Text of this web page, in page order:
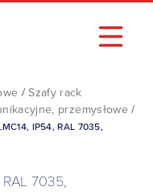
/Szafy rack
przemysłowe /
IP54, RAL 7035,
7035,